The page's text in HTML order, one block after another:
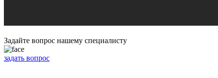
Задайте вопрос нашему специалисту
задать вопрос